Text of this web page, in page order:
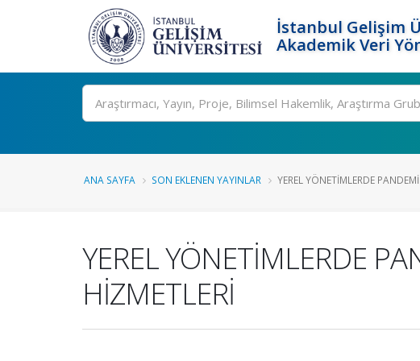
İstanbul Gelişim
Akademik Veri
Ara
ANA SAYFA SON EKLENEN YAYINLAR YEREL YÖNETİMLERDE
YEREL YÖNETİMLERDE
HİZMETLERİ